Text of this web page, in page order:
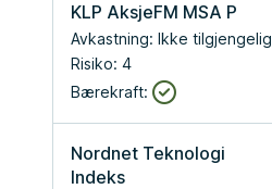
KLP AksjeFM MSA P
Avkastning: Ikke tilgjengelig
Risiko: 4
Bærekraft:
Nordnet Teknologi
Indeks